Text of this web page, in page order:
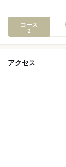
コース
2
アクセス